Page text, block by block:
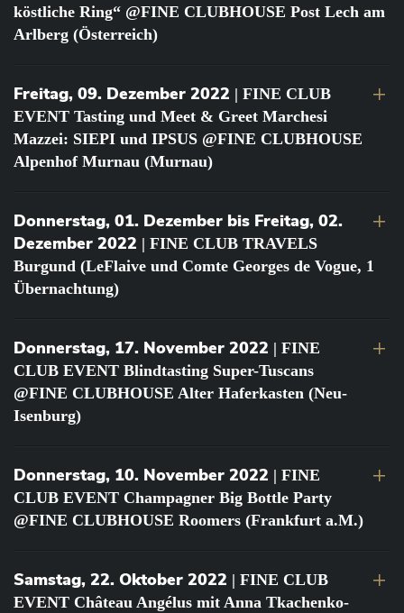
köstliche Ring“ @FINE CLUBHOUSE Post Lech am
Arlberg (Österreich)
Freitag, 09. Dezember 2022 | FINE CLUB
EVENT Tasting und Meet & Greet Marchesi
Mazzei: SIEPI und IPSUS @FINE CLUBHOUSE
Alpenhof Murnau (Murnau)
Donnerstag, 01. Dezember bis Freitag, 02.
Dezember 2022 | FINE CLUB TRAVELS
Burgund (LeFlaive und Comte Georges de Vogue, 1
Übernachtung)
Donnerstag, 17. November 2022 | FINE
CLUB EVENT Blindtasting Super-Tuscans
@FINE CLUBHOUSE Alter Haferkasten (Neu-
Isenburg)
Donnerstag, 10. November 2022 | FINE
CLUB EVENT Champagner Big Bottle Party
@FINE CLUBHOUSE Roomers (Frankfurt a.M.)
Samstag, 22. Oktober 2022 | FINE CLUB
EVENT Château Angélus mit Anna Tkachenko-